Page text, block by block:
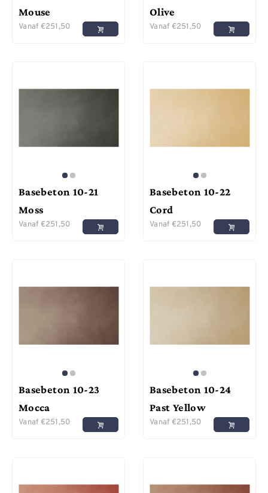
Mouse
Vanaf €251,50
Olive
Vanaf €251,50
Basebeton 10-21
Moss
Vanaf €251,50
Basebeton 10-22
Cord
Vanaf €251,50
Basebeton 10-23
Mocca
Vanaf €251,50
Basebeton 10-24
Past Yellow
Vanaf €251,50